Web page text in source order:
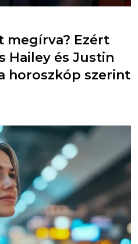
megírva? Ezért
Hailey és Justin
horoszkóp szerint